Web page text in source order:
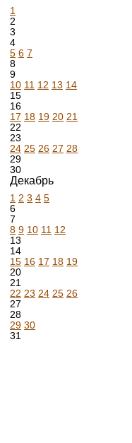
1
2
3
4
5 6 7
8
9
10 11 12 13 14
15
16
17 18 19 20 21
22
23
24 25 26 27 28
29
30
Декабрь
1 2 3 4 5
6
7
8 9 10 11 12
13
14
15 16 17 18 19
20
21
22 23 24 25 26
27
28
29 30
31